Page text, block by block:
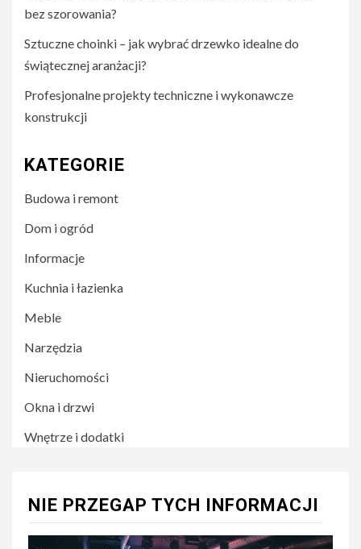
bez szorowania?
Sztuczne choinki – jak wybrać drzewko idealne do
świątecznej aranżacji?
Profesjonalne projekty techniczne i wykonawcze
konstrukcji
KATEGORIE
Budowa i remont
Dom i ogród
Informacje
Kuchnia i łazienka
Meble
Narzędzia
Nieruchomości
Okna i drzwi
Wnętrze i dodatki
NIE PRZEGAP TYCH INFORMACJI